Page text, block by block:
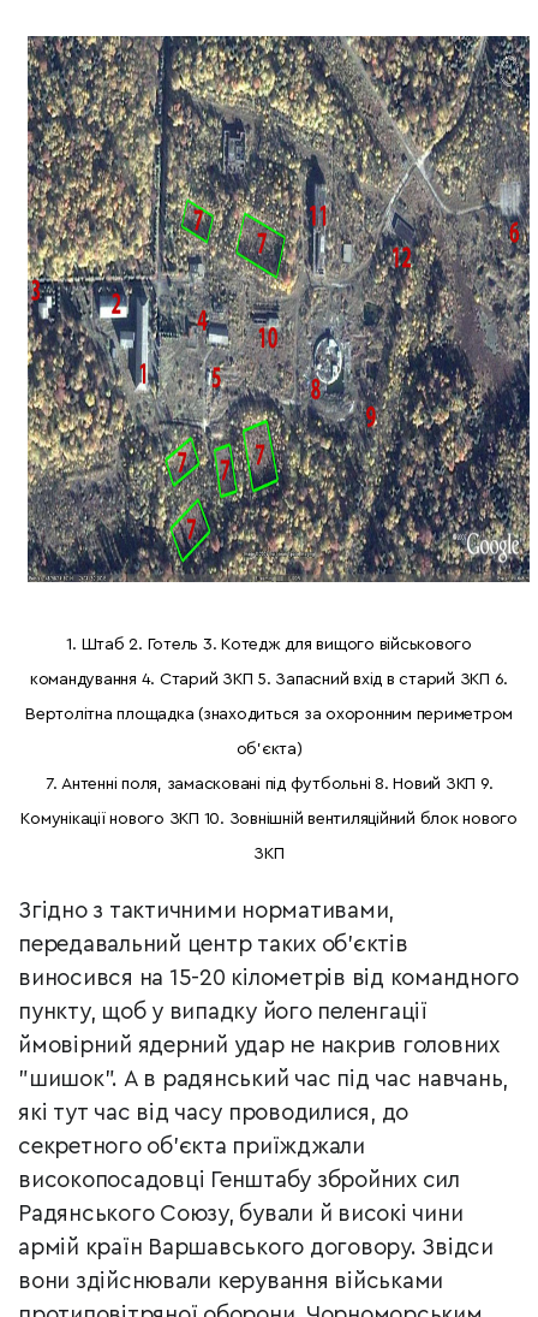
1. Штаб 2. Готель 3. Котедж для вищого військового
командування 4. Старий ЗКП 5. Запасний вхід в старий ЗКП 6.
Вертолітна площадка (знаходиться за охоронним периметром
об'єкта)
7. Антенні поля, замасковані під футбольні 8. Новий ЗКП 9.
Комунікації нового ЗКП 10. Зовнішній вентиляційний блок нового
ЗКП
Згідно з тактичними нормативами,
передавальний центр таких об’єктів
виносився на 15-20 кілометрів від командного
пункту, щоб у випадку його пеленгації
ймовірний ядерний удар не накрив головних
"шишок". А в радянський час під час навчань,
які тут час від часу проводилися, до
секретного об’єкта приїжджали
високопосадовці Генштабу збройних сил
Радянського Союзу, бували й високі чини
армій країн Варшавського договору. Звідси
вони здійснювали керування військами